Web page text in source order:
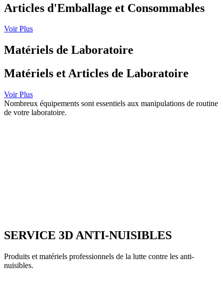
Articles d'Emballage et Consommables
Voir Plus
Matériels de Laboratoire
Matériels et Articles de Laboratoire
Voir Plus
Nombreux équipements sont essentiels aux manipulations de routine
de votre laboratoire.
SERVICE 3D ANTI-NUISIBLES
Produits et matériels professionnels de la lutte contre les anti-
nuisibles.